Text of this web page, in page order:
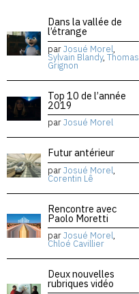
Dans la vallée de
l’étrange
parJosué Morel,
Sylvain Blandy, Thomas
Grignon
Top 10 de l’année
2019
parJosué Morel
Futur antérieur
parJosué Morel,
Corentin Lê
Rencontre avec
Paolo Moretti
parJosué Morel,
Chloé Cavillier
Deux nouvelles
rubriques vidéo